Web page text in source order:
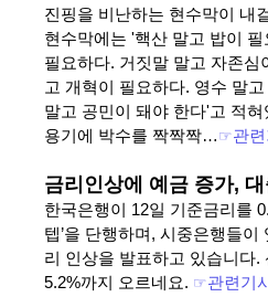
진핑을 비난하는 현수막이 내
현수막에는 '핵산 말고 밥이
필요하다. 거짓말 말고 자존심
고 개혁이 필요하다. 영수 말
말고 공민이 돼야 한다'고 적
용기에 박수를 짝짝짝…☞관
금리인상에 예금 증가,
한국은행이 12일 기준금리를
텝’을 단행하며, 시중은행들
리 인상을 발표하고 있습니다.
5.2%까지 오르네요. ☞관련기